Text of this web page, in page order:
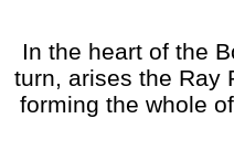
In the heart of the
turn, arises the Ray
forming the whole